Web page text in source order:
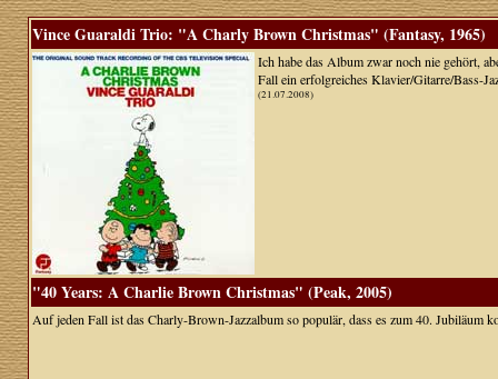
Vince Guaraldi Trio: "A Charly Brown Christmas" (Fantasy, 1965)
Ich habe das Album zwar noch nie gehört,
Fall ein erfolgreiches Klavier/Gitarre/Bass-
(21.07.2008)
"40 Years: A Charlie Brown Christmas" (Peak, 2005)
Auf jeden Fall ist das Charly-Brown-Jazzalbum so populär, dass es zum 40. Jubiläum